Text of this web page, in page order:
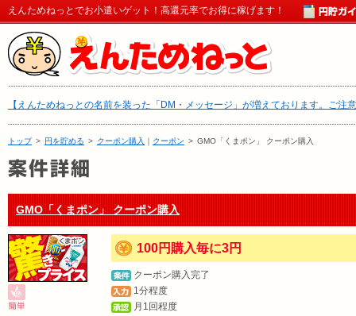
えんためねっとでお小遣いゲット！高還元率でお得に稼げます！
【えんためねっとの名前を装った「DM・メッセージ」が増えております。ご注
トップ > 円を貯める > クーポン購入 ｜ クーポン > GMO「くまポン」 クーポン購入
GMO「くまポン」 クーポン購入
100円購入毎に3円
クーポン購入完了
1分程度
月1回程度